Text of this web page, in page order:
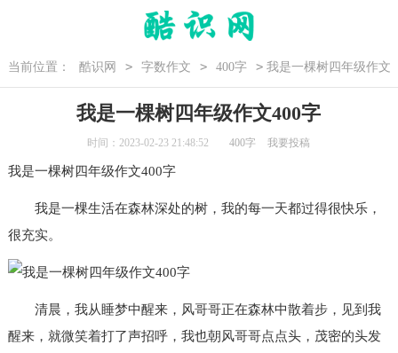
当前位置： 酷识网 > 字数作文 > 400字 >我是一棵树四年级作文
我是一棵树四年级作文400字
时间：2023-02-23 21:48:52 400字 我要投稿
我是一棵树四年级作文400字
我是一棵生活在森林深处的树，我的每一天都过得很快乐，
很充实。
清晨，我从睡梦中醒来，风哥哥正在森林中散着步，见到我
醒来，就微笑着打了声招呼，我也朝风哥哥点点头，茂密的头发